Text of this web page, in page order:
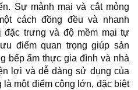
Sự mảnh mai và cắt mỏng
cách đồng đều và nhanh
trưng và độ mềm mại tự
điểm quan trọng giúp sản
bếp ẩm thực gia đình và nhà
lợi và dễ dàng sử dụng của
là một điểm cộng lớn, đặc biệt